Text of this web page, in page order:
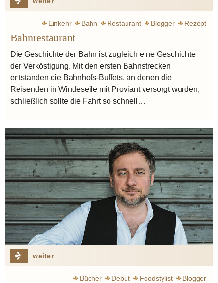
Einkehr Bahn Restaurant Blogger Rezept
Bahnrestaurant
Die Geschichte der Bahn ist zugleich eine Geschichte
der Verköstigung. Mit den ersten Bahnstrecken
entstanden die Bahnhofs-Buffets, an denen die
Reisenden in Windeseile mit Proviant versorgt wurden,
schließlich sollte die Fahrt so schnell…
weiter
Bücher Debut Foodstylist Blogger